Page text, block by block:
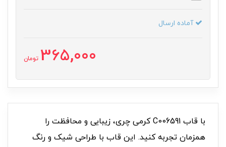
آماده ارسال
365,000 تومان
با قاب C006591 کرمی چری، زیبایی و محافظت را
همزمان تجربه کنید. این قاب با طراحی شیک و رنگ